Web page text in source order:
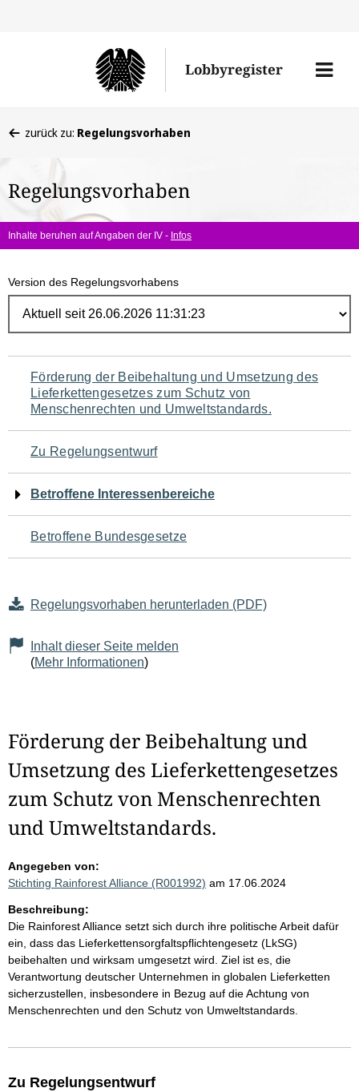
Lobbyregister
Menü
befinden
hier:
zurück zu: Regelungsvorhaben
Regelungsvorhaben
Inhalte beruhen auf Angaben der IV - Infos
Version des Regelungsvorhabens
Navigation
für
den
Seiteninhalt
Förderung der Beibehaltung und Umsetzung des
Lieferkettengesetzes zum Schutz von
Menschenrechten und Umweltstandards.
Zu Regelungsentwurf
Betroffene Interessenbereiche
Betroffene Bundesgesetze
Regelungsvorhaben herunterladen (PDF)
Inhalt dieser Seite melden
(Mehr Informationen)
Förderung der Beibehaltung und
Umsetzung des Lieferkettengesetzes
zum Schutz von Menschenrechten
und Umweltstandards.
Angegeben von:
Stichting Rainforest Alliance (R001992) am 17.06.2024
Beschreibung:
Die Rainforest Alliance setzt sich durch ihre politische Arbeit dafür
ein, dass das Lieferkettensorgfaltspflichtengesetz (LkSG)
beibehalten und wirksam umgesetzt wird. Ziel ist es, die
Verantwortung deutscher Unternehmen in globalen Lieferketten
sicherzustellen, insbesondere in Bezug auf die Achtung von
Menschenrechten und den Schutz von Umweltstandards.
Zu Regelungsentwurf